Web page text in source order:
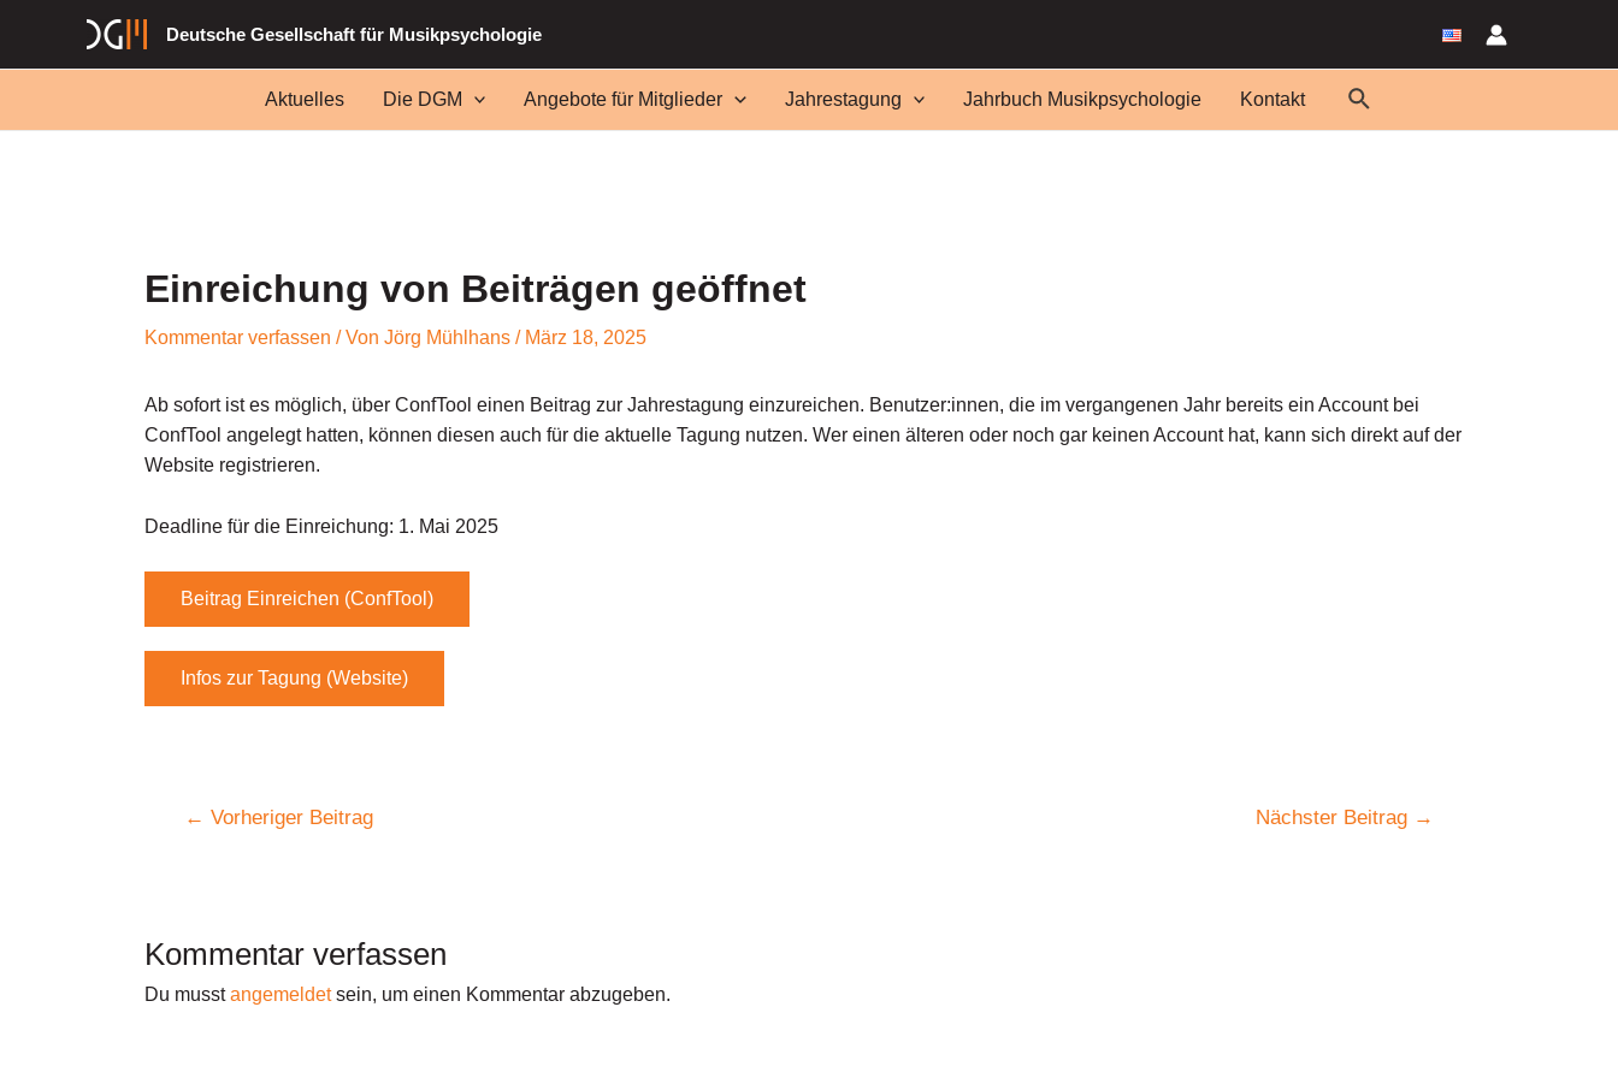
springen
Deutsche Gesellschaft für Musikpsychologie
Aktuelles Die DGM Angebote für Mitglieder Jahrestagung Jahrbuch Musikpsychologie Kontakt Suche
Einreichung von Beiträgen geöffnet
Kommentar verfassen / Von Jörg Mühlhans / März 18, 2025
Ab sofort ist es möglich, über ConfTool einen Beitrag zur Jahrestagung einzureichen. Benutzer:innen, die im vergangenen Jahr bereits ein Account bei
ConfTool angelegt hatten, können diesen auch für die aktuelle Tagung nutzen. Wer einen älteren oder noch gar keinen Account hat, kann sich direkt auf der
Website registrieren.
Deadline für die Einreichung: 1. Mai 2025
Beitrag Einreichen (ConfTool)
Infos zur Tagung (Website)
Beitragsnavigation
← Vorheriger Beitrag Nächster Beitrag →
Kommentar verfassen
Du musstangemeldetsein, um einen Kommentar abzugeben.